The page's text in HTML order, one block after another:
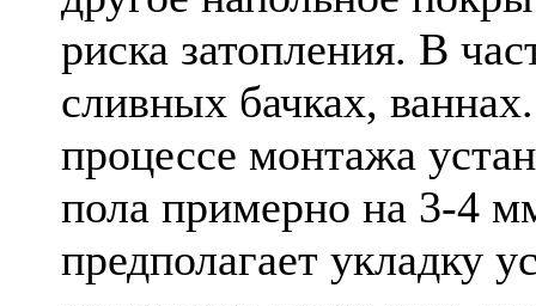
риска затопления. В
сливных бачках,
процессе монтажа
пола примерно на 3-4
предполагает укладку